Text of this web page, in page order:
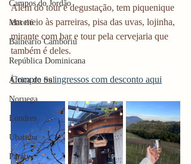
Campos do Jordão
Maceió
Balneário Camboriú
República Dominicana
África do Sul
Noruega
Londres
Ubatuba
Paraty
Além do tour e degustação, tem piquenique
em meio às parreiras, pisa das uvas, lojinha,
mirante com bar e tour pela cervejaria que
também é deles.
Compre os ingressos com desconto aqui